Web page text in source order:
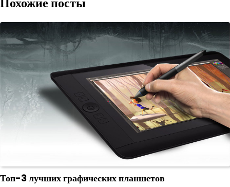
Топ-3 лучших графических планшетов